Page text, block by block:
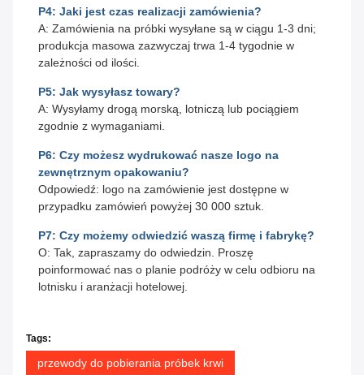
P4: Jaki jest czas realizacji zamówienia?
A: Zamówienia na próbki wysyłane są w ciągu 1-3 dni;
produkcja masowa zazwyczaj trwa 1-4 tygodnie w
zależności od ilości.
P5: Jak wysyłasz towary?
A: Wysyłamy drogą morską, lotniczą lub pociągiem
zgodnie z wymaganiami.
P6: Czy możesz wydrukować nasze logo na
zewnętrznym opakowaniu?
Odpowiedź: logo na zamówienie jest dostępne w
przypadku zamówień powyżej 30 000 sztuk.
P7: Czy możemy odwiedzić waszą firmę i fabrykę?
O: Tak, zapraszamy do odwiedzin. Proszę
poinformować nas o planie podróży w celu odbioru na
lotnisku i aranżacji hotelowej.
Tags:
przewody do pobierania próbek krwi